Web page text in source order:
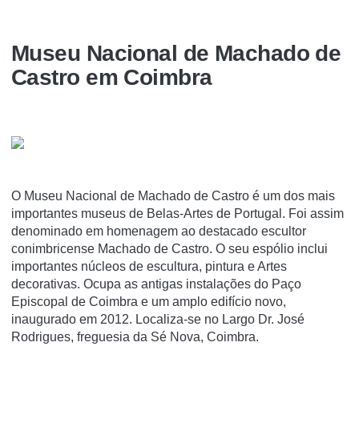
Museu Nacional de Machado de
Castro em Coimbra
O Museu Nacional de Machado de Castro é um dos mais
importantes museus de Belas-Artes de Portugal. Foi assim
denominado em homenagem ao destacado escultor
conimbricense Machado de Castro. O seu espólio inclui
importantes núcleos de escultura, pintura e Artes
decorativas. Ocupa as antigas instalações do Paço
Episcopal de Coimbra e um amplo edifí­cio novo,
inaugurado em 2012. Localiza-se no Largo Dr. José
Rodrigues, freguesia da Sé Nova, Coimbra.